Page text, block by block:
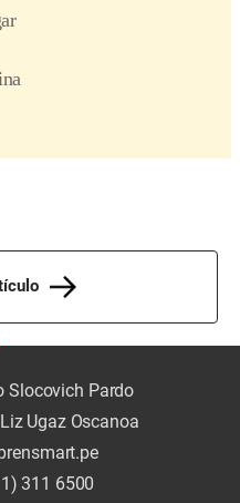
Slocovich Pardo
Ugaz Oscanoa
311 6500